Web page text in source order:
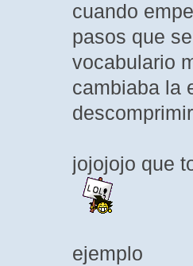
cuando
pasos que
vocabulario
cambiaba la
jojojojo que
ejemplo